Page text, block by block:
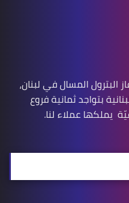
البترول المسال في لبنان،
اللبنانية بتواجد ثمانية فروع
يملكها عملاء لنا.